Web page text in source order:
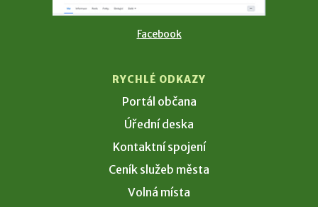
Facebook
RYCHLÉ ODKAZY
Portál občana
Úřední deska
Kontaktní spojení
Ceník služeb města
Volná místa